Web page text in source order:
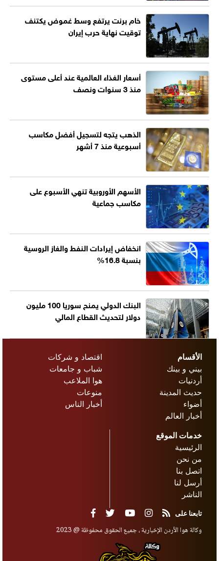
خام برنت يرتفع وسط غموض يكتنف
توقيت نهاية حرب إيران
أسعار الغذاء العالمية عند أعلى مستوى
منذ 3 سنوات ونصف
الذهب يتجه لتسجيل أفضل مكاسب
أسبوعية منذ 7 أشهر
الأسهم الأوروبية تنهي الأسبوع على
مكاسب جماعية
انخفاض إيرادات النفط والغاز الروسية
بنسبة 16.8%
البنك الدولي يمنح سوريا 100 مليون
دولار لتحديث القطاع المالي
الأقسام
بيني و بينك
أردنيات
حديث المدينة
أضواء
أخبار العالم
اقتصاد و شركات
شباب و جامعات
هوا الملاعب
منوعات
أخبار الناس
خدمات الموقع
الرئيسية
من نحن
اتصل بنا
أرسل لنا
الناشر
تابعنا على
وكالة هوا الأردن الإخبارية ، جميع الحقوق محفوظة @ 2023